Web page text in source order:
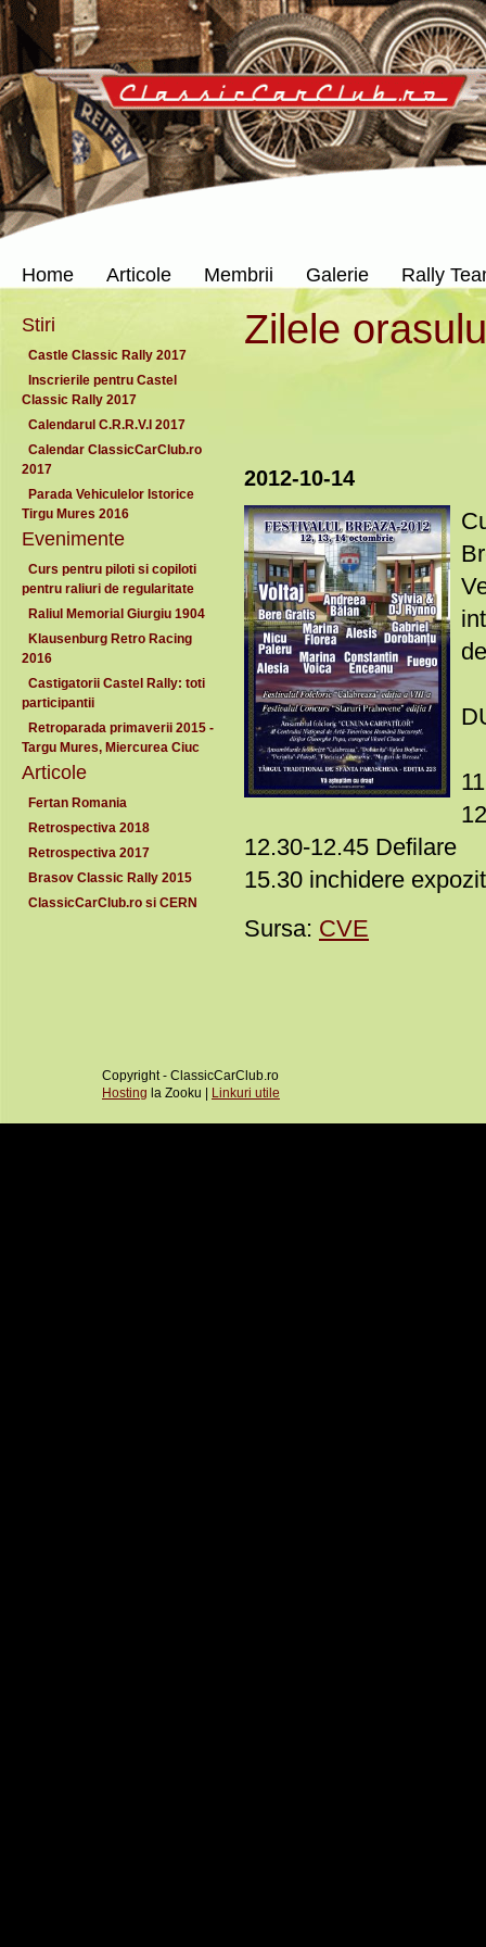
Home Articole Membrii Galerie Rally
Stiri
Castle Classic Rally 2017
Inscrierile pentru Castel
Classic Rally 2017
Calendarul C.R.R.V.I 2017
Calendar ClassicCarClub.ro
2017
Parada Vehiculelor Istorice
Tirgu Mures 2016
Evenimente
Curs pentru piloti si copiloti
pentru raliuri de regularitate
Raliul Memorial Giurgiu 1904
Klausenburg Retro Racing
2016
Castigatorii Castel Rally: toti
participantii
Retroparada primaverii 2015 -
Targu Mures, Miercurea Ciuc
Articole
Fertan Romania
Retrospectiva 2018
Retrospectiva 2017
Brasov Classic Rally 2015
ClassicCarClub.ro si CERN
Zilele
2012-10-14
12.30-12.45 Defilare
15.30 inchidere
Sursa: CVE
Copyright - ClassicCarClub.ro
Hosting la Zooku | Linkuri utile